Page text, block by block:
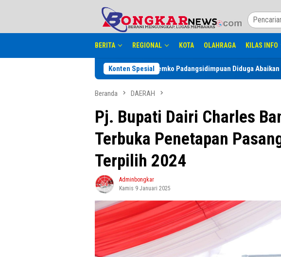
BERITA REGIONAL KOTA OLAHRAGA KILAS INFO
Konten Spesial
Pemko Padangsidimpuan Diduga Abaikan Arahan
Beranda DAERAH
Pj. Bupati Dairi Charles
Terbuka Penetapan
Terpilih 2024
Adminbongkar
Kamis 9 Januari 2025